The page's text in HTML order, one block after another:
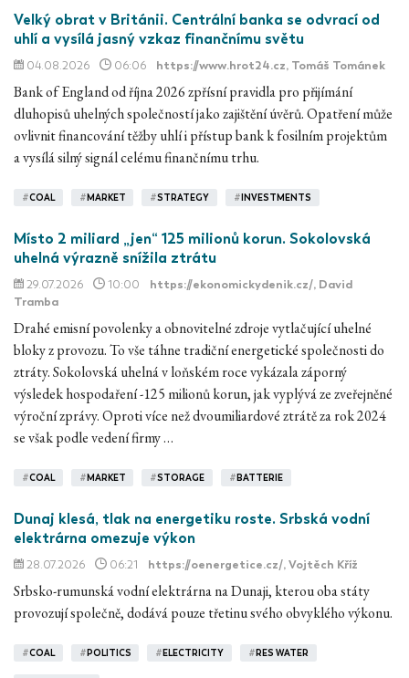
Velký obrat v Británii. Centrální banka se odvrací od
uhlí a vysílá jasný vzkaz finančnímu světu
04.08.2026 06:06 https://www.hrot24.cz, Tomáš Tománek
Bank of England od října 2026 zpřísní pravidla pro přijímání
dluhopisů uhelných společností jako zajištění úvěrů. Opatření může
ovlivnit financování těžby uhlí i přístup bank k fosilním projektům
a vysílá silný signál celému finančnímu trhu.
#COAL # MARKET #STRATEGY # INVESTMENTS
Místo 2 miliard „jen“ 125 milionů korun. Sokolovská
uhelná výrazně snížila ztrátu
29.07.2026 10:00 https://ekonomickydenik.cz/, David
Tramba
Drahé emisní povolenky a obnovitelné zdroje vytlačující uhelné
bloky z provozu. To vše táhne tradiční energetické společnosti do
ztráty. Sokolovská uhelná v loňském roce vykázala záporný
výsledek hospodaření -125 milionů korun, jak vyplývá ze zveřejněné
výroční zprávy. Oproti více než dvoumiliardové ztrátě za rok 2024
se však podle vedení firmy …
#COAL # MARKET #STORAGE # BATTERIE
Dunaj klesá, tlak na energetiku roste. Srbská vodní
elektrárna omezuje výkon
28.07.2026 06:21 https://oenergetice.cz/, Vojtěch Kříž
Srbsko-rumunská vodní elektrárna na Dunaji, kterou oba státy
provozují společně, dodává pouze třetinu svého obvyklého výkonu.
#COAL # POLITICS # ELECTRICITY # RES WATER